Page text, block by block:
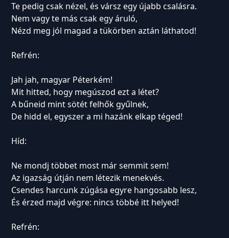
Te pedig csak nézel, és vársz egy újabb csalásra.
Nem vagy te más csak egy áruló,
Nézd meg jól magad a tükörben aztán láthatod!
Refrén:
Jah jah, magyar Péterkém!
Mit hitted, hogy megúszod ezt a létet?
A bűneid mint sötét felhők gyűlnek,
De hidd el, egyszer a mi hazánk elkap téged!
Híd:
Ne mondj többet most már semmit sem!
Az igazság útján nem létezik menekvés.
Csendes harcunk zúgása egyre hangosabb lesz,
És érzed majd végre: nincs többé itt helyed!
Refrén: